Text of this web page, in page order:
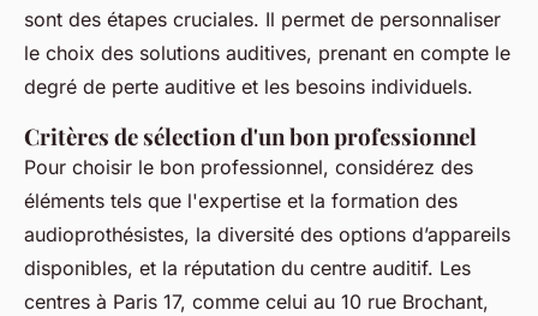
sont des étapes cruciales. Il permet de personnaliser
le choix des solutions auditives, prenant en compte le
degré de perte auditive et les besoins individuels.
Critères de sélection d'un bon professionnel
Pour choisir le bon professionnel, considérez des
éléments tels que l'expertise et la formation des
audioprothésistes, la diversité des options d’appareils
disponibles, et la réputation du centre auditif. Les
centres à Paris 17, comme celui au 10 rue Brochant,